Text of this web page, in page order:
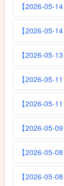
【2026-05-
【2026-05-
【2026-05-
【2026-05-
【2026-05-
【2026-05-
【2026-05-
【2026-05-